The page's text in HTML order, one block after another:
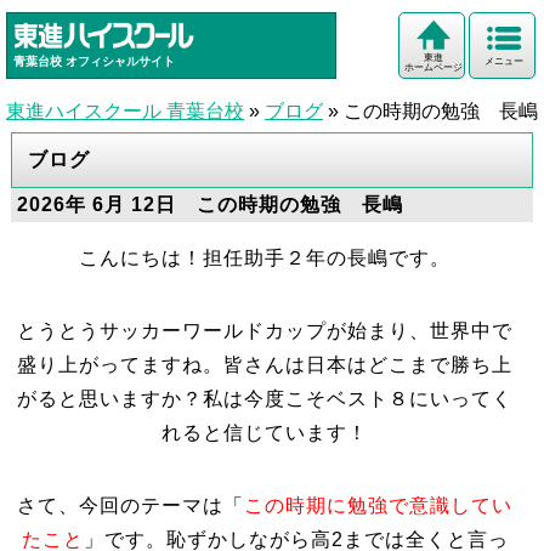
青葉台校 オフィシャルサイト メニュー
東進
ホームページ
東進ハイスクール 青葉台校 » ブログ » この時期の勉強 長嶋
ブログ
2026年 6月 12日 この時期の勉強 長嶋
こんにちは！担任助手２年の長嶋です。
とうとうサッカーワールドカップが始まり、世界中で
盛り上がってますね。皆さんは日本はどこまで勝ち上
がると思いますか？私は今度こそベスト８にいってく
れると信じています！
さて、今回のテーマは 「 この時期に勉強で意識してい
たこと 」 です。恥ずかしながら高2までは全くと言っ